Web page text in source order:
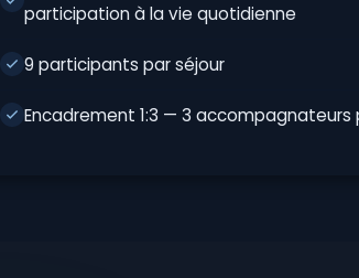
participation à la vie quotidienne
9 participants par séjour
Encadrement 1:3 — 3